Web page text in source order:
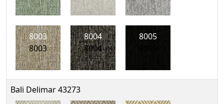
8003
8003
8004
8004
8005
Bali Delimar 43273